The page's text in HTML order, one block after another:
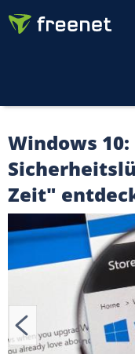
Windows
Zeit"